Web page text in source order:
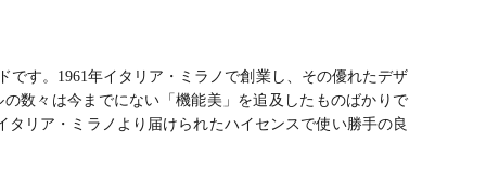
す。1961年イタリア・ミラノで創業し、その優れたデザ
数々は今までにない「機能美」を追及したものばかりで
リア・ミラノより届けられたハイセンスで使い勝手の良